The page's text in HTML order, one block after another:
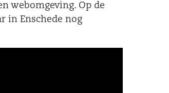
webomgeving. Op de
in Enschede nog